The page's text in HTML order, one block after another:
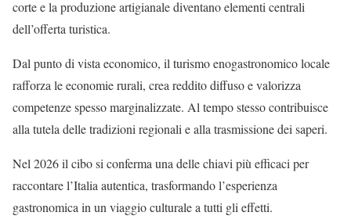
corte e la produzione artigianale diventano elementi centrali
dell’offerta turistica.
Dal punto di vista economico, il turismo enogastronomico locale
rafforza le economie rurali, crea reddito diffuso e valorizza
competenze spesso marginalizzate. Al tempo stesso contribuisce
alla tutela delle tradizioni regionali e alla trasmissione dei saperi.
Nel 2026 il cibo si conferma una delle chiavi più efficaci per
raccontare l’Italia autentica, trasformando l’esperienza
gastronomica in un viaggio culturale a tutti gli effetti.